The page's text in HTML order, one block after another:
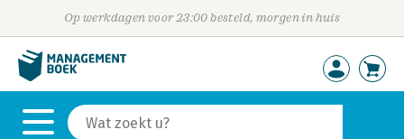
Op werkdagen voor 23:00 besteld, morgen in huis